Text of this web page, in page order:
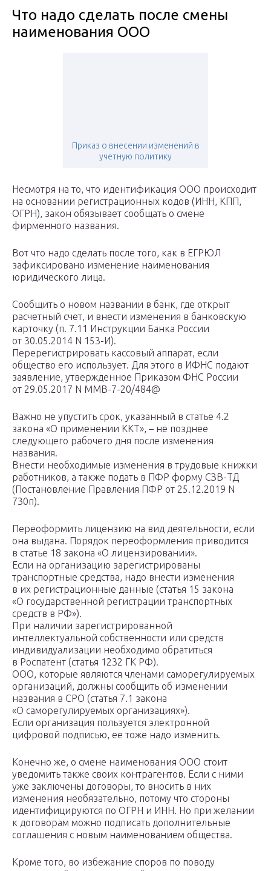
Что надо сделать после смены
наименования ООО
Приказ о внесении изменений в
учетную политику
Несмотря на то, что идентификация ООО происходит
на основании регистрационных кодов (ИНН, КПП,
ОГРН), закон обязывает сообщать о смене
фирменного названия.
Вот что надо сделать после того, как в ЕГРЮЛ
зафиксировано изменение наименования
юридического лица.
Сообщить о новом названии в банк, где открыт
расчетный счет, и внести изменения в банковскую
карточку (п. 7.11 Инструкции Банка России
от 30.05.2014 N 153-И).
Перерегистрировать кассовый аппарат, если
общество его использует. Для этого в ИФНС подают
заявление, утвержденное Приказом ФНС России
от 29.05.2017 N ММВ-7-20/484@
Важно не упустить срок, указанный в статье 4.2
закона «О применении ККТ», – не позднее
следующего рабочего дня после изменения
названия.
Внести необходимые изменения в трудовые книжки
работников, а также подать в ПФР форму СЗВ-ТД
(Постановление Правления ПФР от 25.12.2019 N
730п).
Переоформить лицензию на вид деятельности, если
она выдана. Порядок переоформления приводится
в статье 18 закона «О лицензировании».
Если на организацию зарегистрированы
транспортные средства, надо внести изменения
в их регистрационные данные (статья 15 закона
«О государственной регистрации транспортных
средств в РФ»).
При наличии зарегистрированной
интеллектуальной собственности или средств
индивидуализации необходимо обратиться
в Роспатент (статья 1232 ГК РФ).
ООО, которые являются членами саморегулируемых
организаций, должны сообщить об изменении
названия в СРО (статья 7.1 закона
«О саморегулируемых организациях»).
Если организация пользуется электронной
цифровой подписью, ее тоже надо изменить.
Конечно же, о смене наименования ООО стоит
уведомить также своих контрагентов. Если с ними
уже заключены договоры, то вносить в них
изменения необязательно, потому что стороны
идентифицируются по ОГРН и ИНН. Но при желании
к договорам можно подписать дополнительные
соглашения с новым наименованием общества.
Кроме того, во избежание споров по поводу